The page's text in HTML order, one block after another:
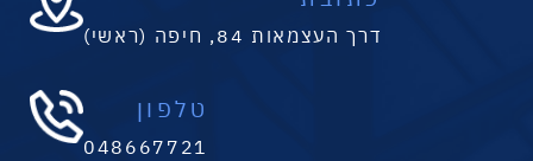
דרך העצמאות 84, חיפה (ראשי)
טלפון
048667721